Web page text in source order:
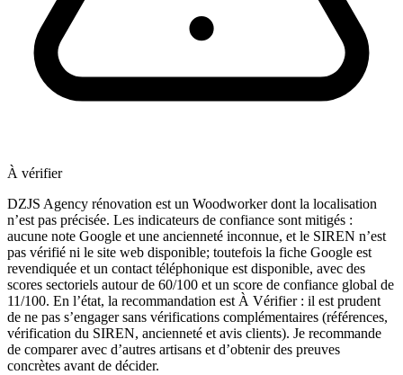
À vérifier
DZJS Agency rénovation est un Woodworker dont la localisation
n’est pas précisée. Les indicateurs de confiance sont mitigés :
aucune note Google et une ancienneté inconnue, et le SIREN n’est
pas vérifié ni le site web disponible; toutefois la fiche Google est
revendiquée et un contact téléphonique est disponible, avec des
scores sectoriels autour de 60/100 et un score de confiance global de
11/100. En l’état, la recommandation est À Vérifier : il est prudent
de ne pas s’engager sans vérifications complémentaires (références,
vérification du SIREN, ancienneté et avis clients). Je recommande
de comparer avec d’autres artisans et d’obtenir des preuves
concrètes avant de décider.